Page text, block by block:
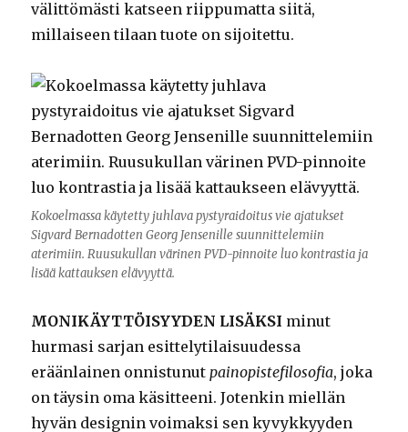
välittömästi katseen riippumatta siitä,
millaiseen tilaan tuote on sijoitettu.
Kokoelmassa käytetty juhlava pystyraidoitus vie ajatukset
Sigvard Bernadotten Georg Jensenille suunnittelemiin
aterimiin. Ruusukullan värinen PVD-pinnoite luo kontrastia ja
lisää kattauksen elävyyttä.
MONIKÄYTTÖISYYDEN LISÄKSI minut
hurmasi sarjan esittelytilaisuudessa
eräänlainen onnistunutpainopistefilosofia, joka
on täysin oma käsitteeni. Jotenkin miellän
hyvän designin voimaksi sen kyvykkyyden